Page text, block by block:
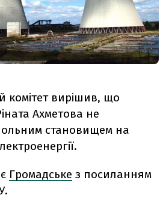
комітет вирішив, що
Ахметова не
становищем на
Громадське з посиланням